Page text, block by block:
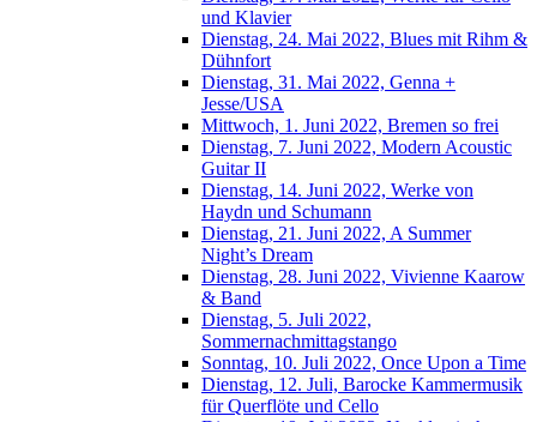
und Klavier
Dienstag, 24. Mai 2022, Blues mit Rihm &
Dühnfort
Dienstag, 31. Mai 2022, Genna +
Jesse/USA
Mittwoch, 1. Juni 2022, Bremen so frei
Dienstag, 7. Juni 2022, Modern Acoustic
Guitar II
Dienstag, 14. Juni 2022, Werke von
Haydn und Schumann
Dienstag, 21. Juni 2022, A Summer
Night’s Dream
Dienstag, 28. Juni 2022, Vivienne Kaarow
& Band
Dienstag, 5. Juli 2022,
Sommernachmittagstango
Sonntag, 10. Juli 2022, Once Upon a Time
Dienstag, 12. Juli, Barocke Kammermusik
für Querflöte und Cello